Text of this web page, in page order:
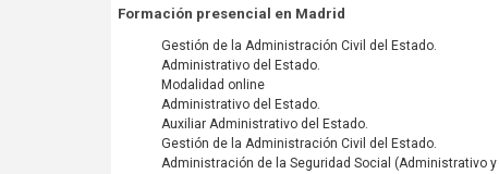
Formación presencial en Madrid
Gestión de la Administración Civil del Estado.
Administrativo del Estado.
Modalidad online
Administrativo del Estado.
Auxiliar Administrativo del Estado.
Gestión de la Administración Civil del Estado.
Administración de la Seguridad Social (Administrativo y